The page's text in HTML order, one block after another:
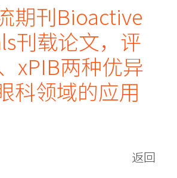
期刊Bioactive
刊载论文，评
xPIB两种优异
科领域的应用
返回